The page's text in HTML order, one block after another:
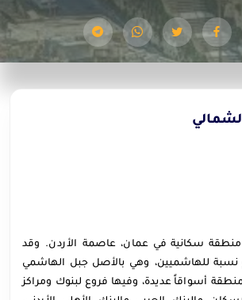
سكانية في عمان، عاصمة الأردن. وقد
للهاشميين، وهي بالأصل جبل الهاشمي
أسواقاً عديدة، وفيها فروع لبنوك ومراكز